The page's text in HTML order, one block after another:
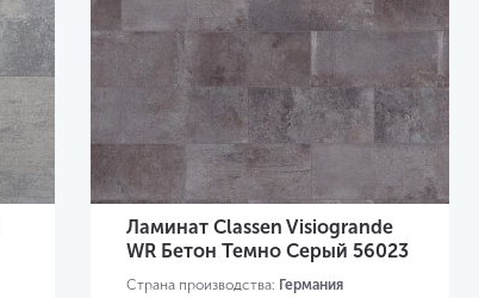
Ламинат Classen Visiogrande
WR Бетон Темно Серый 56023
Страна производства: Германия